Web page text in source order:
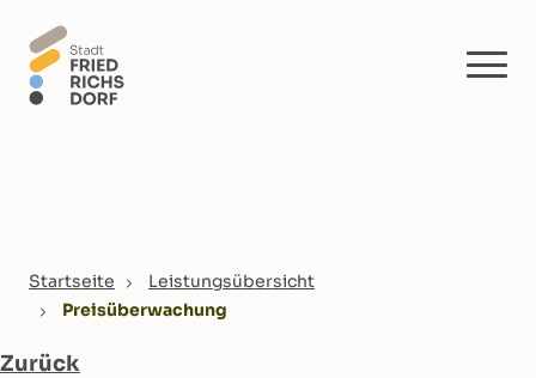
You are here:
Startseite
Leistungsübersicht
Preisüberwachung
Zurück